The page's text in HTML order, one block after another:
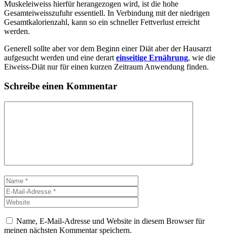
Muskeleiweiss hierfür herangezogen wird, ist die hohe
Gesamteiweisszufuhr essentiell. In Verbindung mit der niedrigen
Gesamtkalorienzahl, kann so ein schneller Fettverlust erreicht
werden.
Generell sollte aber vor dem Beginn einer Diät aber der Hausarzt
aufgesucht werden und eine derart einseitige Ernährung, wie die
Eiweiss-Diät nur für einen kurzen Zeitraum Anwendung finden.
Schreibe einen Kommentar
Name
Mail-
Adresse
Name, E-Mail-Adresse und Website in diesem Browser für
meinen nächsten Kommentar speichern.